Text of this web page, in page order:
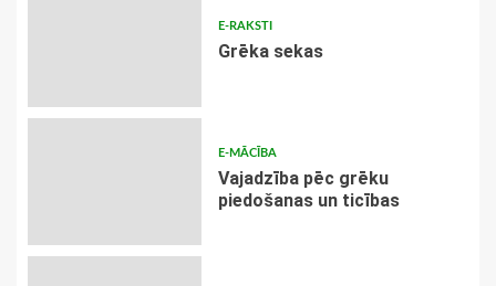
E-RAKSTI
Grēka sekas
E-MĀCĪBA
Vajadzība pēc grēku
piedošanas un ticības